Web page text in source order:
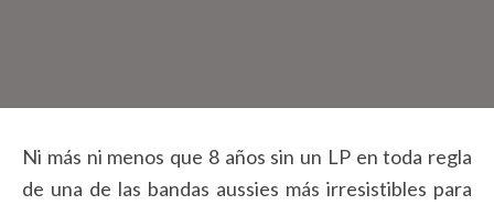
Ni más ni menos que 8 años sin un LP en toda regla
de una de las bandas aussies más irresistibles para